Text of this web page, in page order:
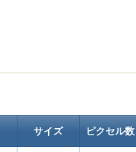
サイズ ピクセル数